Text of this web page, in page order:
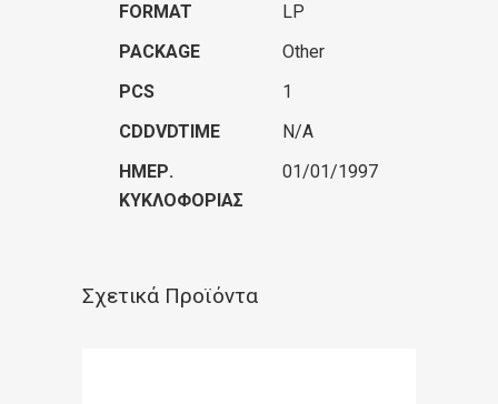
FORMAT
LP
PACKAGE
Other
PCS
1
CDDVDTIME
N/A
ΗΜΕΡ.
ΚΥΚΛΟΦΟΡΊΑΣ
01/01/1997
Σχετικά Προϊόντα